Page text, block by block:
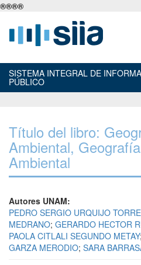
®®®®
SISTEMA INTEGRAL DE
PÚBLICO
Título del libro:
Ambiental,
Ambiental
Autores UNAM:
PEDRO SERGIO URQUIJO
MEDRANO; GERARDO HECTOR
PAOLA CITLALI SEGUNDO METAY;
GARZA MERODIO; SARA